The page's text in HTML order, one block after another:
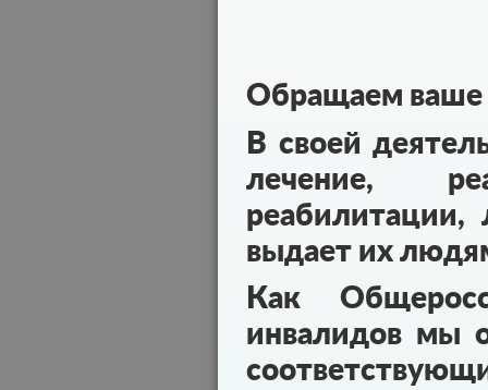
Обращаем ваше
В своей
лечение,
реабилитации,
выдает их
Как
инвалидов мы